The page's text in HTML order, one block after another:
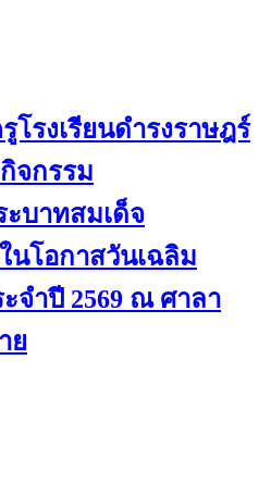
รงเรียนดำรงราษฎร์
จกรรม
ะบาทสมเด็จ
นโอกาสวันเฉลิม
จำปี 2569 ณ ศาลา
ย